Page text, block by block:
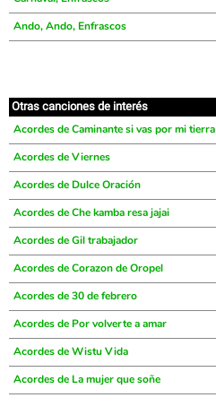
Ando, Ando, Enfrascos
Otras canciones de interés
Acordes de Caminante si vas por mi tierra
Acordes de Viernes
Acordes de Dulce Oración
Acordes de Che kamba resa jajai
Acordes de Gil trabajador
Acordes de Corazon de Oropel
Acordes de 30 de febrero
Acordes de Por volverte a amar
Acordes de Wistu Vida
Acordes de La mujer que soñe